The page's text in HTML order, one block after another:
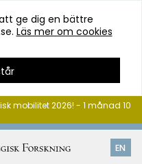
ge dig en bättre
Läs mer om cookies
EN
mobilitet 2026! - 1 månad 10